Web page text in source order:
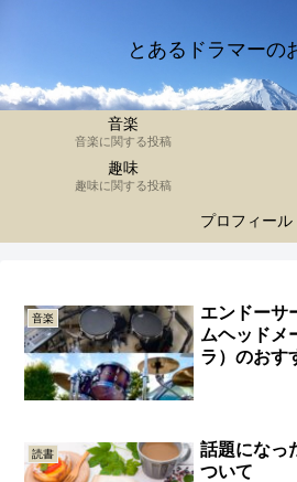
とあるドラマーの
音楽
音楽に関する投稿
趣味
趣味に関する投稿
プロフィール
音楽
エンドーサ
ムヘッドメ
ラ）のおす
読書
話題になっ
ついて